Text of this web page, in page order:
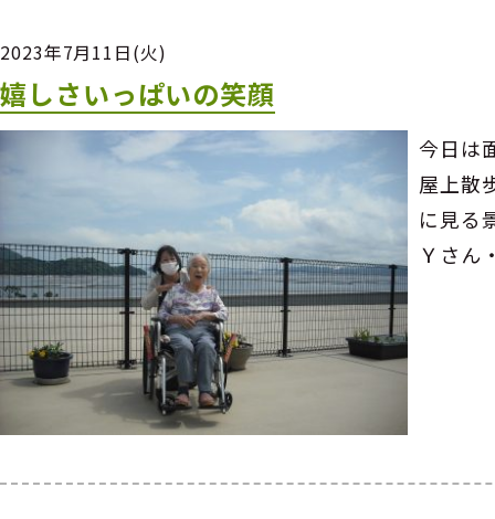
2023年7月11日(火)
嬉しさいっぱいの笑顔
今日は
屋上散
に見る
Ｙさん